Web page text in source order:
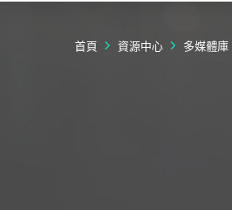
首頁 資源中心 多媒體庫